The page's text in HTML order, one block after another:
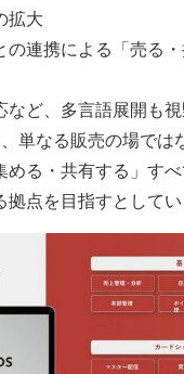
拡大
の連携による「売る
など、多言語展開も視
単なる販売の場では
める・共有する」す
拠点を目指すとしてい